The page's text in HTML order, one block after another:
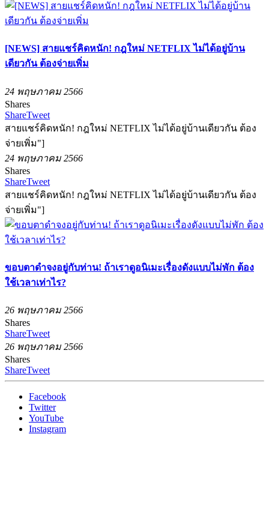
[NEWS] สายแชร์คิดหนัก! กฎใหม่ NETFLIX ไม่ได้อยู่บ้าน
เดียวกัน ต้องจ่ายเพิ่ม
24 พฤษภาคม 2566
Shares
ShareTweet
สายแชร์คิดหนัก! กฎใหม่ NETFLIX ไม่ได้อยู่บ้านเดียวกัน ต้อง
จ่ายเพิ่ม"]
24 พฤษภาคม 2566
Shares
ShareTweet
สายแชร์คิดหนัก! กฎใหม่ NETFLIX ไม่ได้อยู่บ้านเดียวกัน ต้อง
จ่ายเพิ่ม"]
ขอบตาดำจงอยู่กับท่าน! ถ้าเราดูอนิเมะเรื่องดังแบบไม่พัก ต้อง
ใช้เวลาเท่าไร?
26 พฤษภาคม 2566
Shares
ShareTweet
26 พฤษภาคม 2566
Shares
ShareTweet
Facebook
Twitter
YouTube
Instagram